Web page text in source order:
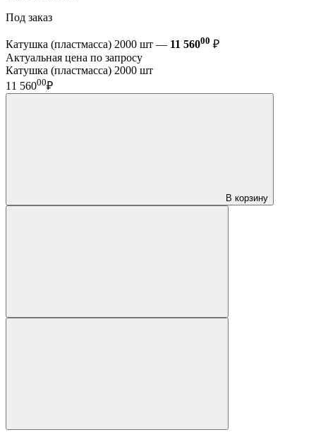
Под заказ
Катушка (пластмасса) 2000 шт — 11 56000 ₽
Актуальная цена по запросу
Катушка (пластмасса) 2000 шт
11 56000₽
В корзину